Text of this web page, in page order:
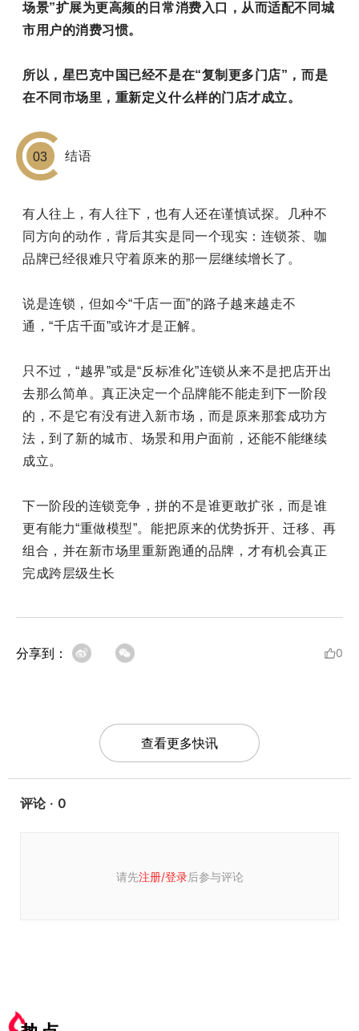
场景”扩展为更高频的日常消费入口，从而适配不同城
市用户的消费习惯。
所以，星巴克中国已经不是在“复制更多门店”，而是
在不同市场里，重新定义什么样的门店才成立。
03 结语
有人往上，有人往下，也有人还在谨慎试探。几种不
同方向的动作，背后其实是同一个现实：连锁茶、咖
品牌已经很难只守着原来的那一层继续增长了。
说是连锁，但如今“千店一面”的路子越来越走不
通，“千店千面”或许才是正解。
只不过，“越界”或是“反标准化”连锁从来不是把店开出
去那么简单。真正决定一个品牌能不能走到下一阶段
的，不是它有没有进入新市场，而是原来那套成功方
法，到了新的城市、场景和用户面前，还能不能继续
成立。
下一阶段的连锁竞争，拼的不是谁更敢扩张，而是谁
更有能力“重做模型”。能把原来的优势拆开、迁移、再
组合，并在新市场里重新跑通的品牌，才有机会真正
完成跨层级生长
分享到： 0
查看更多快讯
评论 · 0
请先注册/登录后参与评论